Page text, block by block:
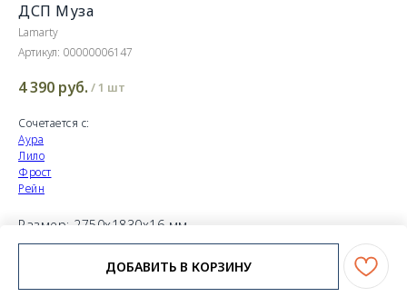
ДСП Муза
Lamarty
Артикул: 00000006147
4 390 руб. /1 шт
ДОБАВИТЬ В КОРЗИНУ
Сочетается с:
Аура
Лило
Фрост
Рейн
Размер: 2750х1830х16 мм
Тиснение: K